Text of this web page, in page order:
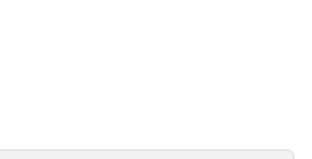
Facebookon is!